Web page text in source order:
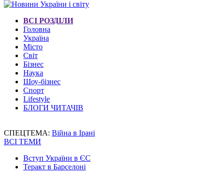
ВСІ РОЗДІЛИ
Головна
Україна
Місто
Світ
Бізнес
Наука
Шоу-бізнес
Спорт
Lifestyle
БЛОГИ ЧИТАЧІВ
СПЕЦТЕМА: Війна в Ірані
ВСІ ТЕМИ
Вступ України в ЄС
Теракт в Барселоні